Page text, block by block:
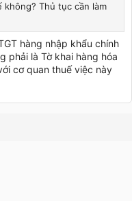
Thủ tục cần làm
hàng nhập khẩu chính
phải là Tờ khai hàng hóa
cơ quan thuế việc này